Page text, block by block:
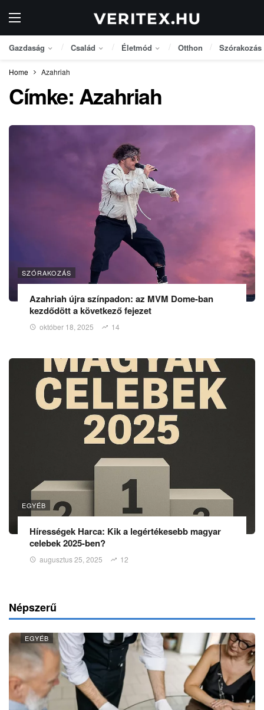
Gazdaság Család Életmód Otthon Szórakozás
Home Azahriah
Címke: Azahriah
SZÓRAKOZÁS
Azahriah újra színpadon: az MVM Dome-ban
kezdődött a következő fejezet
október 18, 2025 14
EGYÉB
Hírességek Harca: Kik a legértékesebb magyar
celebek 2025-ben?
augusztus 25, 2025 12
Népszerű
EGYÉB